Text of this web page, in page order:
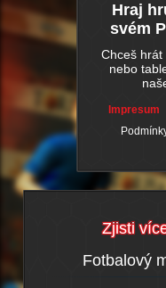
Hraj
svém
Chceš hrát
nebo
Impresum
Zjisti
Fotbalový